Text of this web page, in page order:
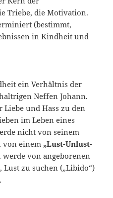
Triebe, die Motivation.
(bestimmt,
in Kindheit und
ein Verhältnis der
Neffen Johann.
Liebe und Hass zu den
im Leben eines
nicht von seinem
von einem „Lust-Unlust-
werde von angeborenen
zu suchen („Libido“)